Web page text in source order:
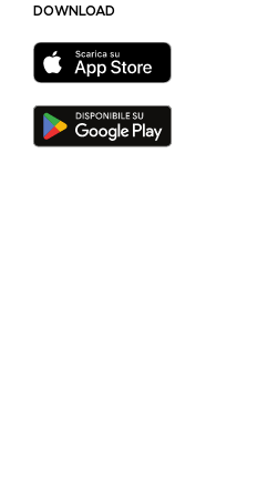
DOWNLOAD